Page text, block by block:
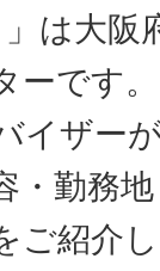
は大阪
ーです
イザー
・勤務
ご紹介